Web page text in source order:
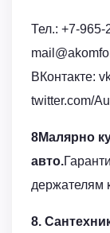
Тел.: +7-965-
ВКонтакте:
twitter.com/
8Малярно
авто.
держателям
8.